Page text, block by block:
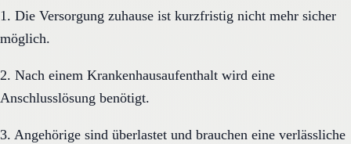
1. Die Versorgung zuhause ist kurzfristig nicht mehr sicher
möglich.
2. Nach einem Krankenhausaufenthalt wird eine
Anschlusslösung benötigt.
3. Angehörige sind überlastet und brauchen eine verlässliche